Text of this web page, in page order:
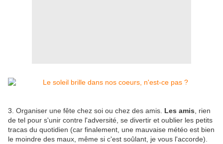
3. Organiser une fête chez soi ou chez des amis. Les amis , rien
de tel pour s'unir contre l'adversité, se divertir et oublier les petits
tracas du quotidien (car finalement, une mauvaise météo est bien
le moindre des maux, même si c'est soûlant, je vous l'accorde).